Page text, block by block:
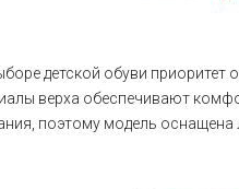
детской обуви
верха обеспечивают
поэтому модель оснащена